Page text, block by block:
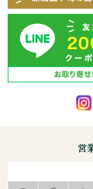
営